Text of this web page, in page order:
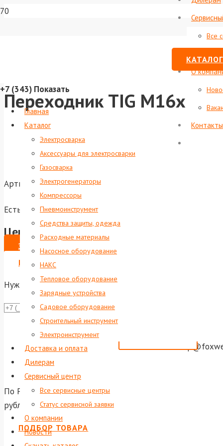
Все
О
Контакты
КАТАЛОГ
+7 (343) Показать
Главная
Каталог
Электросварка
Аксессуары для электросварки
Газосварка
Электрогенераторы
Компрессоры
Пневмоинструмент
Средства защиты, одежда
Расходные материалы
Насосное оборудование
НАКС
Тепловое оборудование
Зарядные устройства
Садовое оборудование
Строительный инструмент
Электроинструмент
Доставка и оплата
Дилерам
Сервисный центр
Все сервисные центры
Статус сервисной заявки
О компании
Новости
Переходник TIG М16х1.5
Артикул: foxweld-7059
Есть в наличии
Цена по запросу
ЗАКАЗАТЬ
ВЫПИСАТЬ СЧЕТ НА ЮР. ЛИЦО
Нужна консультация?
По России и ближнему зарубежью осуществляется
рублей доставка по Екатеринбургу и до терминала
ПОДБОР ТОВАРА